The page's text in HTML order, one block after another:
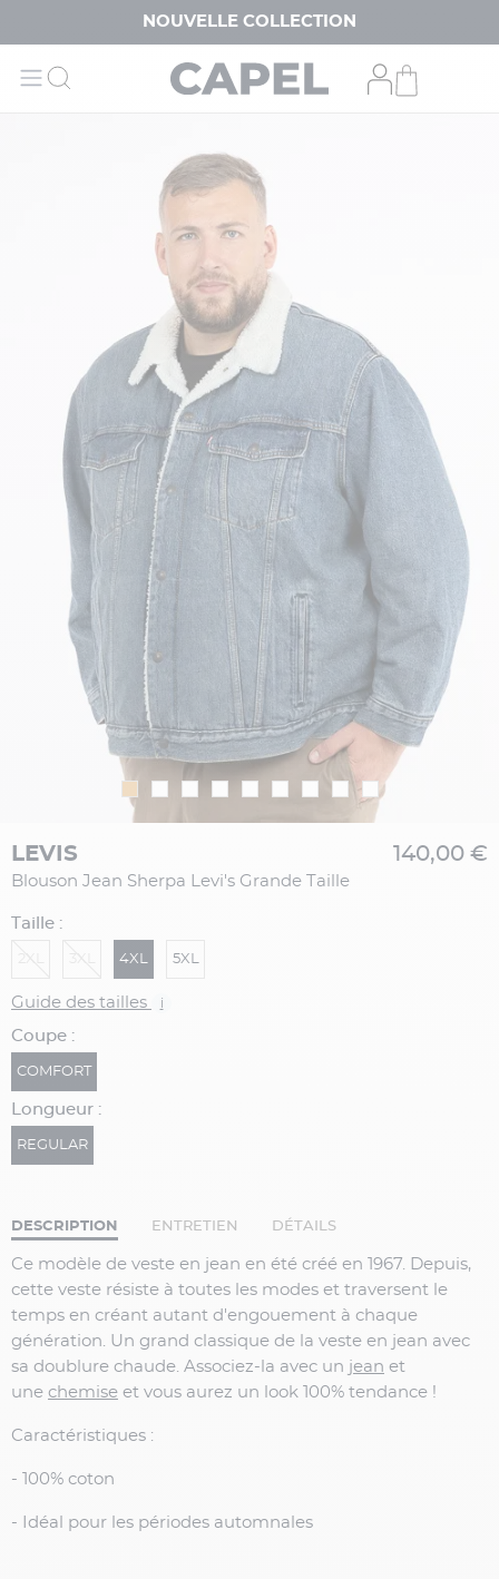
NOUVELLE COLLECTION
LEVIS
Blouson Jean Sherpa Levi's Grande Taille
140,00 €
Taille :
4XL 5XL
Guide des tailles i
Coupe :
COMFORT
Longueur :
REGULAR
DESCRIPTION ENTRETIEN DÉTAILS
Ce modèle de veste en jean en été créé en 1967. Depuis,
cette veste résiste à toutes les modes et traversent le
temps en créant autant d'engouement à chaque
génération. Un grand classique de la veste en jean avec
sa doublure chaude. Associez-la avec un jean et
une chemise et vous aurez un look 100% tendance !
Caractéristiques :
- 100% coton
- Idéal pour les périodes automnales